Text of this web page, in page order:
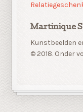
Martinique
Kunstbeelden
© 2018. Onder